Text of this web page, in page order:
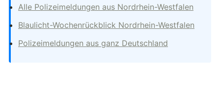
Alle Polizeimeldungen aus Nordrhein-Westfalen
Blaulicht-Wochenrückblick Nordrhein-Westfalen
Polizeimeldungen aus ganz Deutschland